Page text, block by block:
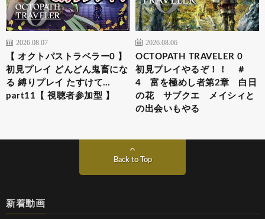
2026.08.07
【 オクトパストラベラー0 】
初見プレイ どんどん鬼畜にな
る 縛りプレイ たすけて…
part11【 視聴者参加型 】
2026.08.06
OCTOPATH TRAVELER 0
初見プレイやるぞ！！ ＃
4 富を極めし者第2章 白日
の花 サブクエ メイシィと
の出会いもやる
Back to Top
新着動画